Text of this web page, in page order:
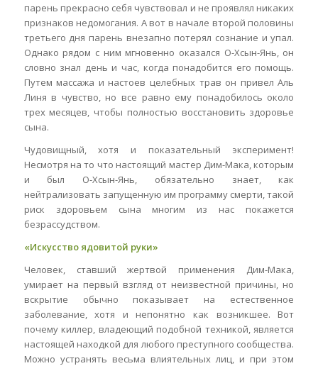
парень прекрасно себя чувствовал и не проявлял никаких
признаков недомогания. А вот в начале второй половины
третьего дня парень внезапно потерял сознание и упал.
Однако рядом с ним мгновенно оказался О-Хсын-Янь, он
словно знал день и час, когда понадобится его помощь.
Путем массажа и настоев целебных трав он привел Аль
Линя в чувство, но все равно ему понадобилось около
трех месяцев, чтобы полностью восстановить здоровье
сына.
Чудовищный, хотя и показательный эксперимент!
Несмотря на то что настоящий мастер Дим-Мака, которым
и был О-Хсын-Янь, обязательно знает, как
нейтрализовать запущенную им программу смерти, такой
риск здоровьем сына многим из нас покажется
безрассудством.
«Искусство ядовитой руки»
Человек, ставший жертвой применения Дим-Мака,
умирает на первый взгляд от неизвестной причины, но
вскрытие обычно показывает на естественное
заболевание, хотя и непонятно как возникшее. Вот
почему киллер, владеющий подобной техникой, является
настоящей находкой для любого преступного сообщества.
Можно устранять весьма влиятельных лиц, и при этом